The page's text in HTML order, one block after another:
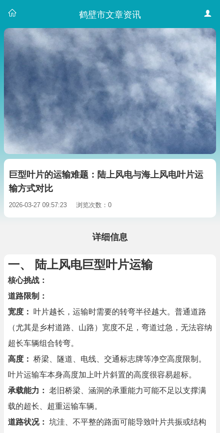
鹤壁市文章资讯
巨型叶片的运输难题：陆上风电与海上风电叶片运
输方式对比
2026-03-27 09:57:23 浏览次数：0
详细信息
一、 陆上风电巨型叶片运输
核心挑战：
道路限制：
宽度：
叶片越长，运输时需要的转弯半径越大。普通道路
（尤其是乡村道路、山路）宽度不足，弯道过急，无法容纳
超长车辆组合转弯。
高度： 桥梁、隧道、电线、交通标志牌等净空高度限制。
叶片运输车本身高度加上叶片斜置的高度很容易超标。
承载能力： 老旧桥梁、涵洞的承重能力可能不足以支撑满
载的超长、超重运输车辆。
道路状况： 坑洼、不平整的路面可能导致叶片共振或结构